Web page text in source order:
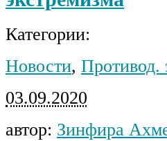
Категории:
Новости, Противод.
03.09.2020
автор: Зинфира